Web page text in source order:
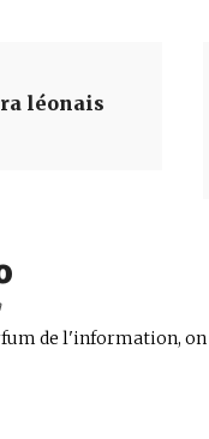
léonais
de l'information,